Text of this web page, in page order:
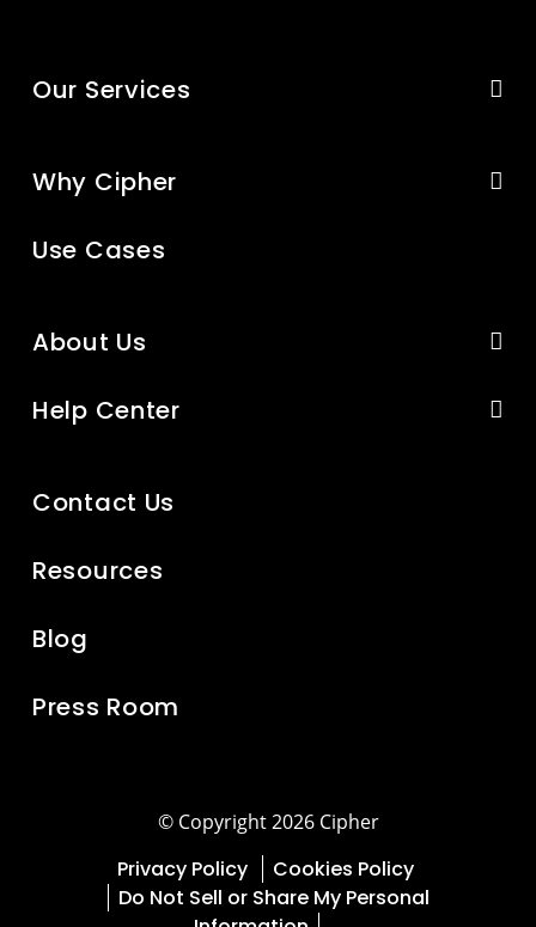
Our Services
Why Cipher
Use Cases
About Us
Help Center
Contact Us
Resources
Blog
Press Room
© Copyright 2026 Cipher
Privacy Policy
Cookies Policy
Do Not Sell or Share My Personal